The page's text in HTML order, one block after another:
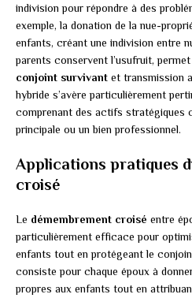
indivision pour répondre à des
exemple, la donation de la nue-
enfants, créant une indivision entre
parents conservent l’usufruit,
conjoint survivant et transmission
hybride s’avère particulièrement
comprenant des actifs stratégiques
principale ou un bien professionnel.
Applications pratiques
croisé
Le démembrement croisé entre
particulièrement efficace pour
enfants tout en protégeant le
consiste pour chaque époux à
propres aux enfants tout en